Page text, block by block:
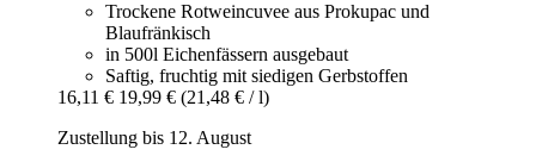
Trockene Rotweincuvee aus Prokupac und
Blaufränkisch
in 500l Eichenfässern ausgebaut
Saftig, fruchtig mit siedigen Gerbstoffen
16,11 € 19,99 € (21,48 € / l)
Zustellung bis 12. August